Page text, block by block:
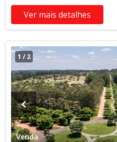
Ver mais detalhes
1 / 2
Venda